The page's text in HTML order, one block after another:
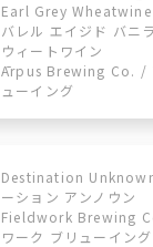
Earl Grey Wheatwine
バレル エイジド バニ
ウィートワイン
Ārpus Brewing Co. /
ューイング
Destination
ーション アンノウン
Fieldwork Brewing
ワーク ブリューイング